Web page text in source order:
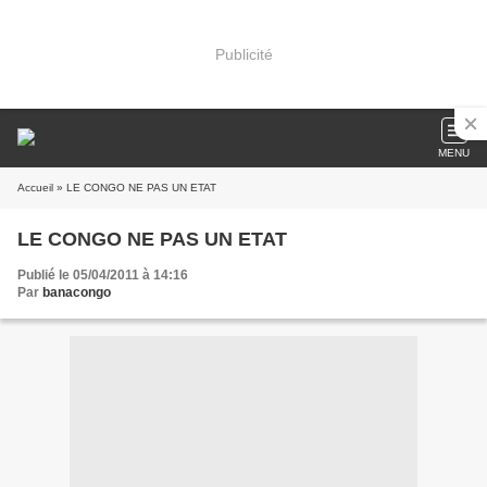
Publicité
MENU
Accueil » LE CONGO NE PAS UN ETAT
LE CONGO NE PAS UN ETAT
Publié le 05/04/2011 à 14:16
Par banacongo